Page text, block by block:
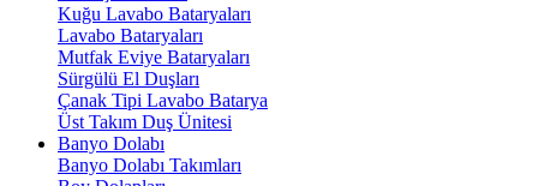
Kuğu Lavabo Bataryaları
Lavabo Bataryaları
Mutfak Eviye Bataryaları
Sürgülü El Duşları
Çanak Tipi Lavabo Batarya
Üst Takım Duş Ünitesi
Banyo Dolabı
Banyo Dolabı Takımları